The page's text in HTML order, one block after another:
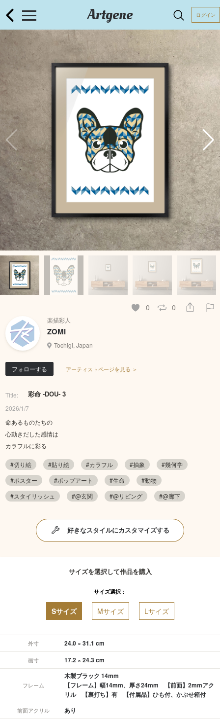
Artgene ログイン
0 0
楽描彩人
ZOMI
Tochigi, Japan
フォローする アーティストページを見る ＞
Title: 彩命 -DOU- 3
2026/1/7
命あるものたちの
心動きだした感情は
カラフルに彩る
#切り絵 #貼り絵 #カラフル #抽象
#幾何学
#ポスター
#ポップアート #生命
#動物
#スタイリッシュ
#@玄関 #@リビング #@廊下
好きなスタイルにカスタマイズする
サイズを選択して作品を購入
サイズ選択：
Sサイズ Mサイズ Lサイズ
外寸 24.0 × 31.1 cm
画寸 17.2 × 24.3 cm
フレーム
木製ブラック 14mm
【フレーム】幅14mm、厚さ24mm 【前面】2mmアク
リル 【裏打ち】有 【付属品】ひも付、かぶせ箱付
前面アクリル あり